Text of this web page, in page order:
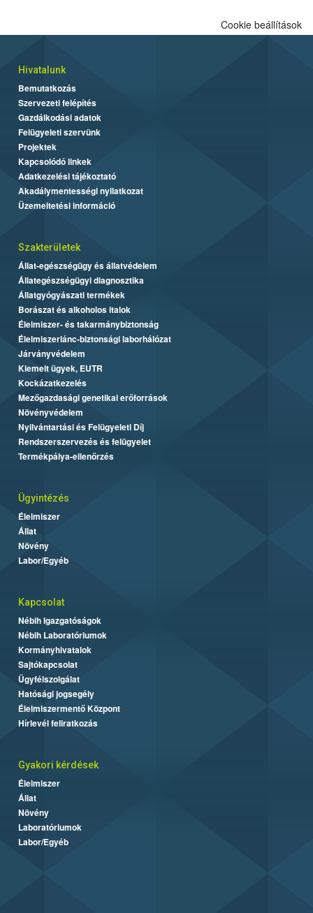
Cookie beállítások
Hivatalunk
Bemutatkozás
Szervezeti felépítés
Gazdálkodási adatok
Felügyeleti szervünk
Projektek
Kapcsolódó linkek
Adatkezelési tájékoztató
Akadálymentességi nyilatkozat
Üzemeltetési információ
Szakterületek
Állat-egészségügy és állatvédelem
Állategészségügyi diagnosztika
Állatgyógyászati termékek
Borászat és alkoholos italok
Élelmiszer- és takarmánybiztonság
Élelmiszerlánc-biztonsági laborhálózat
Járványvédelem
Kiemelt ügyek, EUTR
Kockázatkezelés
Mezőgazdasági genetikai erőforrások
Növényvédelem
Nyilvántartási és Felügyeleti Díj
Rendszerszervezés és felügyelet
Termékpálya-ellenőrzés
Ügyintézés
Élelmiszer
Állat
Növény
Labor/Egyéb
Kapcsolat
Nébih Igazgatóságok
Nébih Laboratóriumok
Kormányhivatalok
Sajtókapcsolat
Ügyfélszolgálat
Hatósági jogsegély
Élelmiszermentő Központ
Hírlevél feliratkozás
Gyakori kérdések
Élelmiszer
Állat
Növény
Laboratóriumok
Labor/Egyéb